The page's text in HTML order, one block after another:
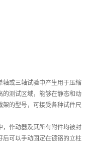
轴或三轴试验中产生用于压缩
的测试区域，能够在静态和动
的型号，可接受各种试件尺
，作动器及其所有附件均被封
后可以手动固定在镀铬的立柱